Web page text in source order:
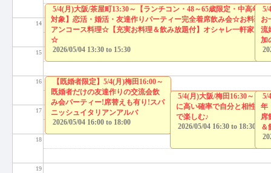
14
15
16
17
18
19
5/4(月)大阪/茶屋町13:30～【ランチコン・48～65歳限定・中高年・
対象】恋活・婚活・友達作りパーティー完全着席飲み会☆お料理は
アンコース料理☆【充実お料理＆飲み放題付】オシャレ一軒家カフ
☆
2026/05/04 13:30 to 15:30
5/
お
流
加
【既婚者限定】5/4(月)梅田16:00～
既婚者だけの友達作りの交流会飲
み会パーティー!席替えも有り!スパ
ニッシュイタリアンアルバ
2026/05/04 16:00 to 18:00
5/4(月)大阪/梅田16:30～【
に高い確率で自分と相性の
で楽しむ♪
2026/05/04 16:30 to 18:30
5/
年
席
＆